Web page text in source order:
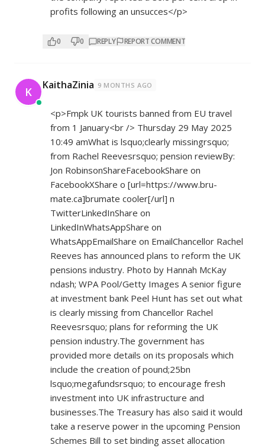
profits following an unsucces</p>
0 0 REPLY REPORT COMMENT
K KaithaZinia 9 MONTHS AGO
<p>Fmpk UK tourists banned from EU travel
from 1 January<br /> Thursday 29 May 2025
10:49 amWhat is lsquo;clearly missingrsquo;
from Rachel Reevesrsquo; pension reviewBy:
Jon RobinsonShareFacebookShare on
FacebookXShare o [url=https://www.bru-
mate.ca]brumate cooler[/url] n
TwitterLinkedInShare on
LinkedInWhatsAppShare on
WhatsAppEmailShare on EmailChancellor Rachel
Reeves has announced plans to reform the UK
pensions industry. Photo by Hannah McKay
ndash; WPA Pool/Getty Images A senior figure
at investment bank Peel Hunt has set out what
is clearly missing from Chancellor Rachel
Reevesrsquo; plans for reforming the UK
pension industry.The government has
provided more details on its proposals which
include the creation of pound;25bn
lsquo;megafundsrsquo; to encourage fresh
investment into UK infrastructure and
businesses.The Treasury has also said it would
take a reserve power in the upcoming Pension
Schemes Bill to set binding asset allocation